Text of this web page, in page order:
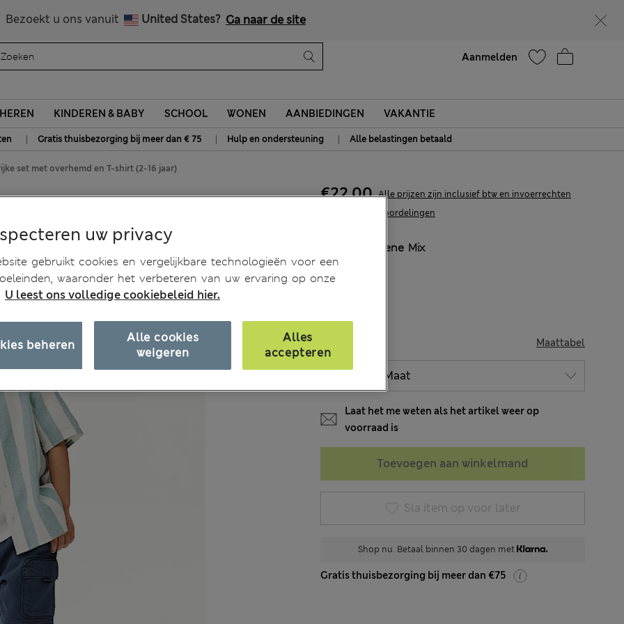
Bezoekt u ons vanuit United States? Ga naar de site
Aanmelden
HEREN KINDEREN & BABY SCHOOL WONEN AANBIEDINGEN VAKANTIE
| Gratis thuisbezorging bij meer dan € 75 | Hulp en ondersteuning | Alle belastingen betaald
set met overhemd en T-shirt (2-16 jaar)
5 Beoordelingen
€22,00 Alle prijzen zijn inclusief btw en invoerrechten
Groene Mix
Uitverkocht
Maattabel
Laat het me weten als het artikel weer op
voorraad is
Toevoegen aan winkelmand
Sla item op voor later
Shop nu. Betaal binnen 30 dagen met
Gratis thuisbezorging bij meer dan €75
uw privacy
gebruikt cookies en vergelijkbare technologieën voor een
waaronder het verbeteren van uw ervaring op onze
U leest ons volledige cookiebeleid hier.
Alle cookies
weigeren
Alles
accepteren
beheren